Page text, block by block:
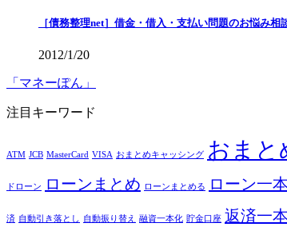
［債務整理net］借金・借入・支払い問題のお悩み
2012/1/20
「マネーぽん」
注目キーワード
ATM JCB MasterCard VISA おまとめキャッシング おまと
ドローン ローンまとめ ローンまとめる ローン一
済 自動引き落とし 自動振り替え 融資一本化 貯金口座 返済一